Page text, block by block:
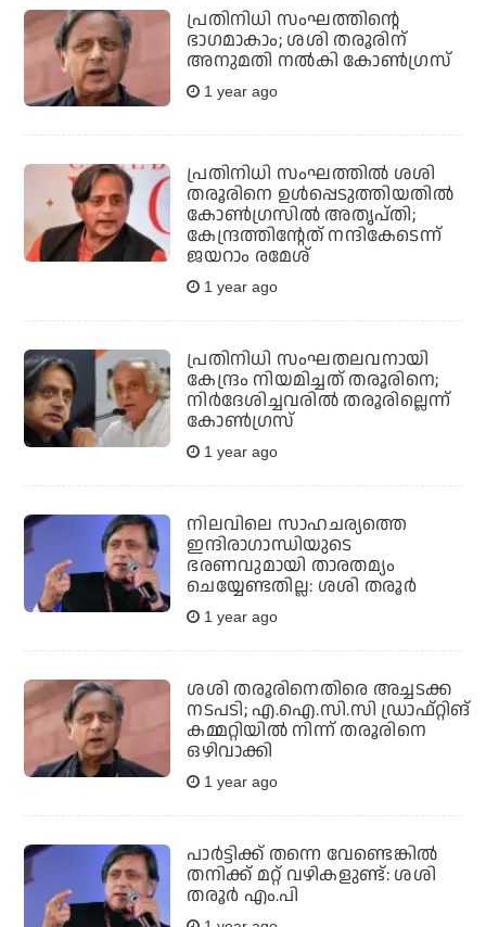
പ്രതിനിധി സംഘത്തിന്റെ
ഭാഗമാകാം; ശശി തരൂരിന്
അനുമതി നല്‍കി കോണ്‍ഗ്രസ്
1 year ago
പ്രതിനിധി സംഘത്തില്‍ ശശി
തരൂരിനെ ഉള്‍പ്പെടുത്തിയതില്‍
കോണ്‍ഗ്രസില്‍ അതൃപ്തി;
കേന്ദ്രത്തിന്റേത് നന്ദികേടെന്ന്
ജയറാം രമേശ്
1 year ago
പ്രതിനിധി സംഘതലവനായി
കേന്ദ്രം നിയമിച്ചത് തരൂരിനെ;
നിര്‍ദേശിച്ചവരില്‍ തരൂരില്ലെന്ന്
കോണ്‍ഗ്രസ്
1 year ago
നിലവിലെ സാഹചര്യത്തെ
ഇന്ദിരാഗാന്ധിയുടെ
ഭരണവുമായി താരതമ്യം
ചെയ്യേണ്ടതില്ല: ശശി തരൂര്‍
1 year ago
ശശി തരൂരിനെതിരെ അച്ചടക്ക
നടപടി; എ.ഐ.സി.സി ഡ്രാഫ്റ്റിങ്
കമ്മറ്റിയില്‍ നിന്ന് തരൂരിനെ
ഒഴിവാക്കി
1 year ago
പാര്‍ട്ടിക്ക് തന്നെ വേണ്ടെങ്കില്‍
തനിക്ക് മറ്റ് വഴികളുണ്ട്: ശശി
തരൂര്‍ എം.പി